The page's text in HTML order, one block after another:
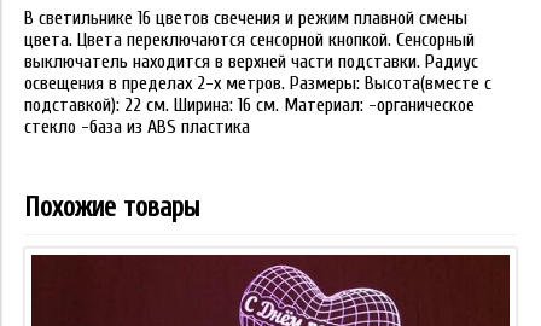
В светильнике 16 цветов свечения и режим плавной смены
цвета. Цвета переключаются сенсорной кнопкой. Сенсорный
выключатель находится в верхней части подставки. Радиус
освещения в пределах 2-х метров. Размеры: Высота(вместе с
подставкой): 22 см. Ширина: 16 см. Материал: -органическое
стекло -база из ABS пластика
Похожие товары